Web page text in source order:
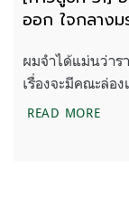
ออก ใจกลางม
ผมจำได้แม่นว่าร
เรื่องจะมีคณะล่อ
READ MORE[ก้า